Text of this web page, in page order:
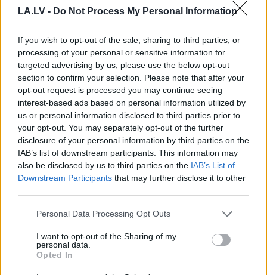
LA.LV - Do Not Process My Personal Information
If you wish to opt-out of the sale, sharing to third parties, or
processing of your personal or sensitive information for
targeted advertising by us, please use the below opt-out
section to confirm your selection. Please note that after your
opt-out request is processed you may continue seeing
interest-based ads based on personal information utilized by
us or personal information disclosed to third parties prior to
your opt-out. You may separately opt-out of the further
disclosure of your personal information by third parties on the
IAB’s list of downstream participants. This information may
also be disclosed by us to third parties on the IAB’s List of
Downstream Participants that may further disclose it to other
Please note that this website/app uses one or more Google
not limited to your visit or usage behaviour. You may click to
grant or deny consent to Google and its third-party tags to
use your data for below specified purposes in below Google
Personal Data Processing Opt Outs
I want to opt-out of the Sharing of my
personal data.
Opted In
avārija – viens no
jūtas…” Elīna
Didrihsone atklāti par
piedzimšanas
“Pirmoreizi ko tādu
redzu.” Pircēji sajūsmā par
veikalā novēroto